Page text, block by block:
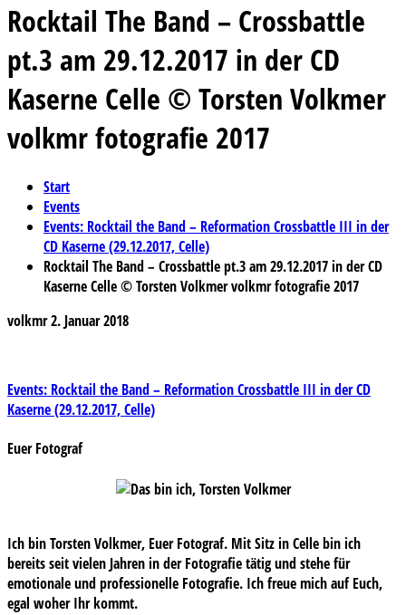
Rocktail The Band – Crossbattle
pt.3 am 29.12.2017 in der CD
Kaserne Celle © Torsten Volkmer
volkmr fotografie 2017
Start
Events
Events: Rocktail the Band – Reformation Crossbattle III in der
CD Kaserne (29.12.2017, Celle)
Rocktail The Band – Crossbattle pt.3 am 29.12.2017 in der CD
Kaserne Celle © Torsten Volkmer volkmr fotografie 2017
volkmr2. Januar 2018
Beitragsnavigation
Events: Rocktail the Band – Reformation Crossbattle III in der CD
Kaserne (29.12.2017, Celle)
Euer Fotograf
Ich bin Torsten Volkmer, Euer Fotograf. Mit Sitz in Celle bin ich
bereits seit vielen Jahren in der Fotografie tätig und stehe für
emotionale und professionelle Fotografie. Ich freue mich auf Euch,
egal woher Ihr kommt.